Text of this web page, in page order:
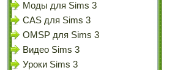
Моды для Sims 3
CAS для Sims 3
OMSP для Sims 3
Видео Sims 3
Уроки Sims 3